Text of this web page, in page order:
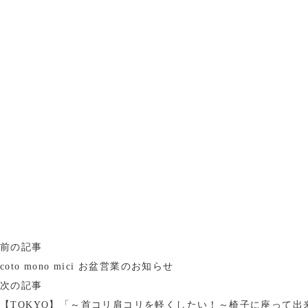
前の記事
coto mono mici お盆営業のお知らせ
次の記事
【TOKYO】「～首コリ肩コリを軽くしたい！～椅子に座って